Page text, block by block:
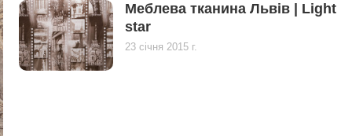
Меблева тканина Львів | Light
star
23 січня 2015 г.